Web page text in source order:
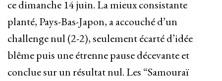
ce dimanche 14 juin. La mieux consistante
planté, Pays-Bas-Japon, a accouché d’un
challenge nul (2-2), seulement écarté d’idée
blême puis une étrenne pause décevante et
conclue sur un résultat nul. Les “Samouraï